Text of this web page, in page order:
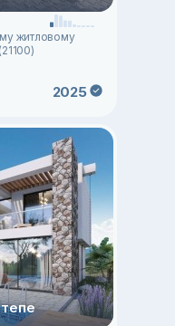
житловому
2025